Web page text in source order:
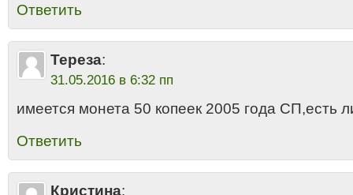
Ответить
Тереза:
31.05.2016 в 6:32 пп
имеется монета 50 копеек 2005 года СП,есть
Ответить
Кристина: